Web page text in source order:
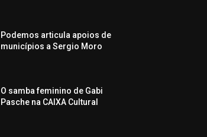
Podemos articula apoios de
municípios a Sergio Moro
O samba feminino de Gabi
Pasche na CAIXA Cultural